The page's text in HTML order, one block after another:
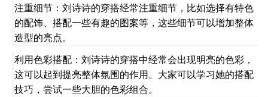
注重细节：刘诗诗的穿搭经常注重细节，比如选择有特色
的配饰、搭配一些有趣的图案等，这些细节可以增加整体
造型的亮点。
利用色彩搭配：刘诗诗的穿搭中经常会出现明亮的色彩，
这可以起到提亮整体氛围的作用。大家可以学习她的搭配
技巧，尝试一些大胆的色彩组合。